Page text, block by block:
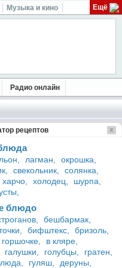
Музыка и кино Ещё
Радио онлайн
рецептов
лагман,
окрошка,
свекольник,
солянка,
харчо, холодец,
шурпа,
блюдо
бешбармак,
бифштекс,
бризоль,
горшочке,
в кляре,
галушки, голубцы,
гратен,
гуляш,
деруны,